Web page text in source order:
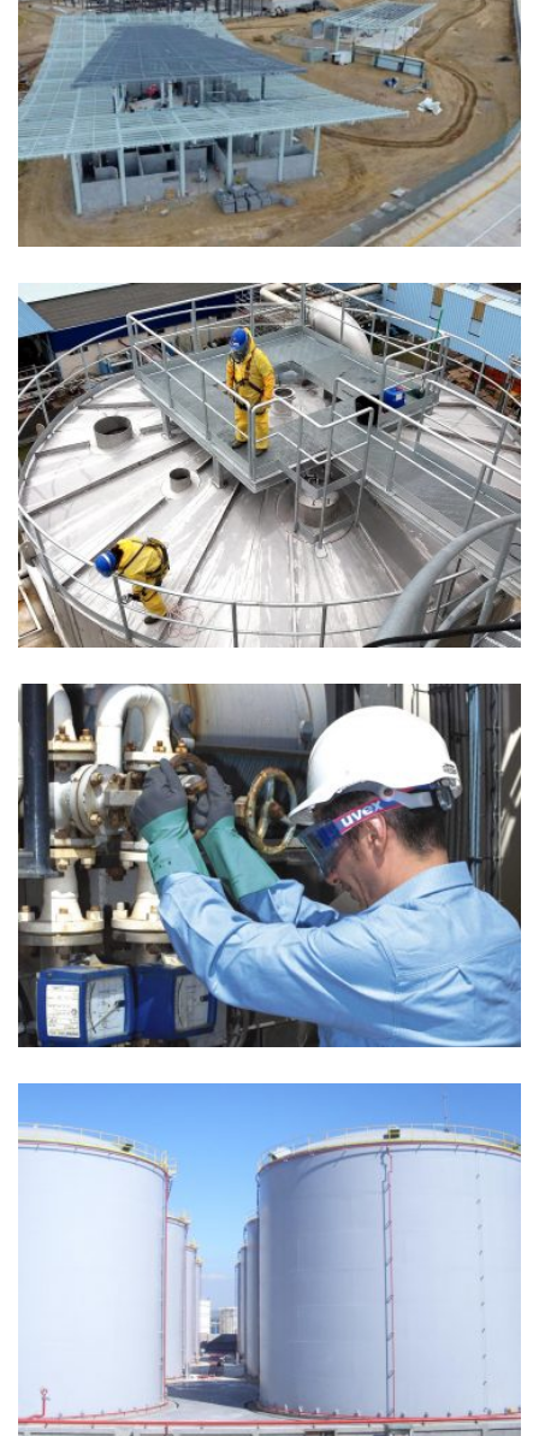
TERMINAL TERRESTRE DE AMBATO.
GALÁPAGOS: IMETECO S.A.
GALÁPAGOS: TECMOCRUZ S.A.
INTEGRIDAD MECÁNICA DE
TANQUES